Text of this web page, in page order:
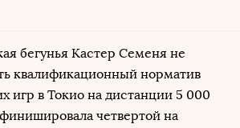
бегунья Кастер Семеня не
квалификационный норматив
игр в Токио на дистанции 5 000
четвертой на